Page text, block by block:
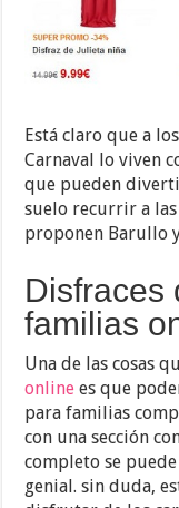
Está claro que a
Carnaval lo viven
que pueden
suelo recurrir a
proponen Barullo
Disfraces
familias
Una de las cosas
online es que
para familias
con una sección
completo se
genial. sin duda,